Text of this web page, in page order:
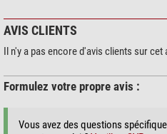
AVIS CLIENTS
Il n'y a pas encore d'avis clients sur cet
Formulez votre propre avis :
Vous avez des questions